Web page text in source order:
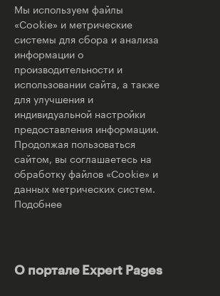
Мы используем файлы
«Cookie» и метрические
системы для сбора и анализа
информации о
производительности и
использовании сайта, а также
для улучшения и
индивидуальной настройки
предоставления информации.
Продолжая пользоваться
сайтом, вы соглашаетесь на
обработку файлов «Cookie» и
данных метрических систем.
Подобнее
О портале Expert Pages